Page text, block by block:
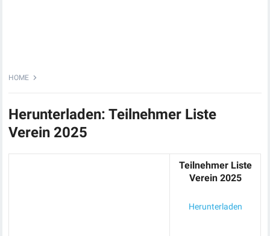
HOME
Herunterladen: Teilnehmer Liste
Verein 2025
Teilnehmer Liste
Verein 2025
Herunterladen